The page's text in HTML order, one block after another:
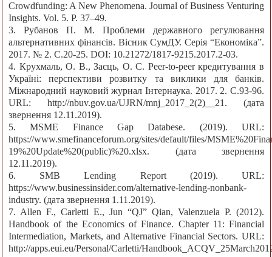
Crowdfunding: A New Phenomena. Journal of Business Venturing
Insights. Vol. 5. P. 37–49.
3. Рубанов П. М. Проблеми державного регулювання
альтернативних фінансів. Вісник СумДУ. Серія “Економіка”.
2017. № 2. С.20-25. DOI: 10.21272/1817-9215.2017.2-03.
4. Крухмаль, О. В., Заєць, О. С. Peer-to-peer кредитування в
Україні: перспективи розвитку та виклики для банків.
Міжнародний науковий журнал Інтернаука. 2017. 2. С.93-96.
URL: http://nbuv.gov.ua/UJRN/mnj_2017_2(2)__21. (дата
звернення 12.11.2019).
5. MSME Finance Gap Databese. (2019). URL:
https://www.smefinanceforum.org/sites/default/files/
19%20Update%20(public)%20.xlsx. (дата звернення
12.11.2019).
6. SMB Lending Report (2019). URL:
https://www.businessinsider.com/alternative-lending-nonbank-
industry. (дата звернення 1.11.2019).
7. Allen F., Carletti E., Jun “QJ” Qian, Valenzuela P. (2012).
Handbook of the Economics of Finance. Chapter 11: Financial
Intermediation, Markets, and Alternative Financial Sectors. URL:
http://apps.eui.eu/Personal/Carletti/